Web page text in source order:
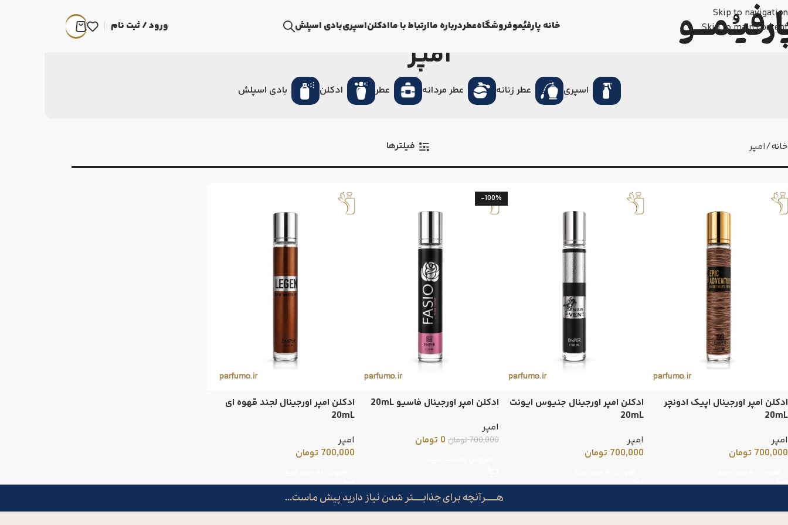
Skip to navigation
Skip to main content
خانه پارفیُموفروشگاهعطردرباره ماارتباط با ماادکلناسپریبادی اسپلش ورود / ثبت نام
امپر
اسپری عطر زنانه عطر مردانه عطر ادکلن بادی اسپلش
خانه امپر فیلترها
ادکلن امپر اورجینال اپیک ادونچر
20mL
امپر
700,000 تومان
ادکلن امپر اورجینال جنیوس ایونت
20mL
امپر
700,000 تومان
-100%
ادکلن امپر اورجینال فاسیو 20mL
امپر
700,000تومان 0 تومان
ادکلن امپر اورجینال لجند قهوه ای
20mL
امپر
700,000 تومان
هــــــرآنچه برای جذابـــــتر شدن نیاز دارید پیش ماست...